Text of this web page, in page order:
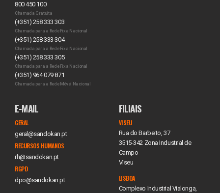
800 450 100
Chamada Gratuita
(+351) 258 333 303
Chamada para a Rede Fixa Nacional
(+351) 258 333 304
Chamada para a Rede Fixa Nacional
(+351) 258 333 305
Chamada para a Rede Fixa Nacional
(+351) 964 079 871
Chamada para a Rede Móvel Nacional
E-MAIL
GERAL
geral@sandokan.pt
RECURSOS HUMANOS
rh@sandokan.pt
RGPD
dpo@sandokan.pt
FILIAIS
VISEU
Rua do Barbeito, 37
3515-342 Zona Industrial de
Campo
Viseu
LISBOA
Complexo Industrial Vialonga,